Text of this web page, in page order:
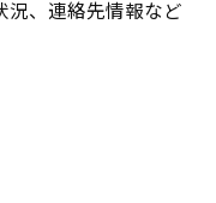
況、連絡先情報など